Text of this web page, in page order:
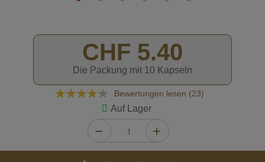
CHF 5.40
Die Packung mit 10 Kapseln
Bewertung:
Bewertungen lesen (23)
Auf Lager